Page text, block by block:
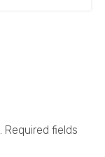
Required fields